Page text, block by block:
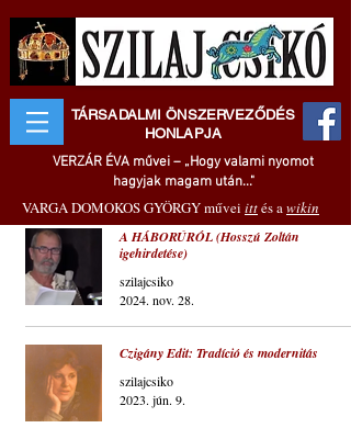
TÁRSADALMI ÖNSZERVEZŐDÉS
HONLAPJA
VERZÁR ÉVA művei – „Hogy valami nyomot
hagyjak magam után..."
VARGA DOMOKOS GYÖRGY művei ittés awikin
A HÁBORÚRÓL (Hosszú Zoltán
igehirdetése)
szilajcsiko
2024. nov. 28.
Czigány Edit: Tradíció és modernitás
szilajcsiko
2023. jún. 9.